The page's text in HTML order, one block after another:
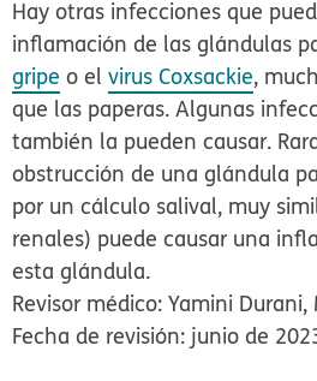
Hay otras infecciones que
inflamación de las glándulas
gripe o elvirus Coxsackie,
que las paperas. Algunas
también la pueden causar.
obstrucción de una glándula
por un cálculo salival, muy
renales) puede causar una
esta glándula.
Revisor médico: Yamini Durani,
Fecha de revisión: junio de